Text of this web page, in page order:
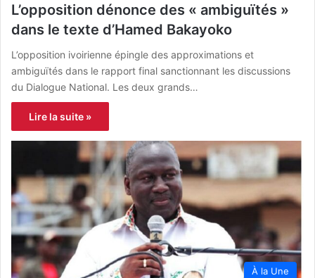
L’opposition dénonce des « ambiguïtés »
dans le texte d’Hamed Bakayoko
L’opposition ivoirienne épingle des approximations et
ambiguïtés dans le rapport final sanctionnant les discussions
du Dialogue National. Les deux grands…
Lire la suite »
À la Une